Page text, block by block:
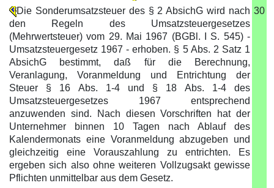
Die Sonderumsatzsteuer des § 2 AbsichG wird nach
den Regeln des Umsatzsteuergesetzes
(Mehrwertsteuer) vom 29. Mai 1967 (BGBl. I S. 545) -
Umsatzsteuergesetz 1967 - erhoben. § 5 Abs. 2 Satz 1
AbsichG bestimmt, daß für die Berechnung,
Veranlagung, Voranmeldung und Entrichtung der
Steuer § 16 Abs. 1-4 und § 18 Abs. 1-4 des
Umsatzsteuergesetzes 1967 entsprechend
anzuwenden sind. Nach diesen Vorschriften hat der
Unternehmer binnen 10 Tagen nach Ablauf des
Kalendermonats eine Voranmeldung abzugeben und
gleichzeitig eine Vorauszahlung zu entrichten. Es
ergeben sich also ohne weiteren Vollzugsakt gewisse
Pflichten unmittelbar aus dem Gesetz.
30